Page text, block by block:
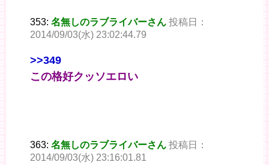
353: 名無しのラブライバーさん 投稿日：
2014/09/03(水) 23:02:44.79
>>349
この格好クッソエロい
363: 名無しのラブライバーさん 投稿日：
2014/09/03(水) 23:16:01.81